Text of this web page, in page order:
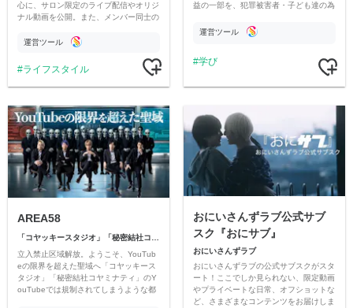
心に、サロン限定のライブ配信やオリジ
ナル動画を公開。また、メンバー同士の
ただいています。
運営ツール
ライフスタイル
益の一部を、犯罪被害者・子ども達の為
す運営ツール
学び
AREA58
「コヤッキースタジオ」「秘密結社コヤミナティ」
立入禁止区域解放。ようこそ、YouTub
eの限界を超えた聖域へ「コヤッキース
タジオ」「秘密結社コヤミナティ」のY
ouTubeでは規制されてしまうような都
おにいさんずラブ公式サブ
スク『おにサブ』
おにいさんずラブ
おにいさんずラブの公式サブスクがスタ
ート！ここでしか見られない、限定動画
やプライベートな日常、オフショットな
ど、さまざまなコンテンツをお届けしま